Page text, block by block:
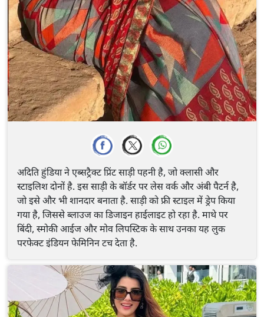
अदिति हुंडिया ने एब्सट्रैक्ट प्रिंट साड़ी पहनी है, जो क्लासी और
स्टाइलिश दोनों है. इस साड़ी के बॉर्डर पर लेस वर्क और अंबी पैटर्न है,
जो इसे और भी शानदार बनाता है. साड़ी को फ्री स्टाइल में ड्रेप किया
गया है, जिससे ब्लाउज का डिजाइन हाईलाइट हो रहा है. माथे पर
बिंदी, स्मोकी आईज और मोव लिपस्टिक के साथ उनका यह लुक
परफेक्ट इंडियन फेमिनिन टच देता है.